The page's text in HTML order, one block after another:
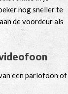
nog sneller te
de voordeur als
een parlofoon of